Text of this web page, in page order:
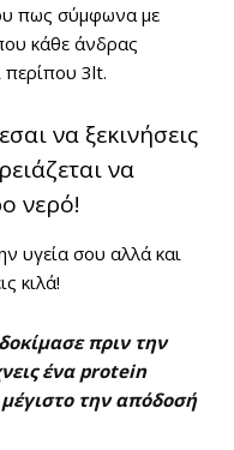
πως σύμφωνα με
κάθε άνδρας
περίπου 3lt.
να ξεκινήσεις
να
νερό!
υγεία σου αλλά και
κιλά!
πριν την
ένα protein
την απόδοσή